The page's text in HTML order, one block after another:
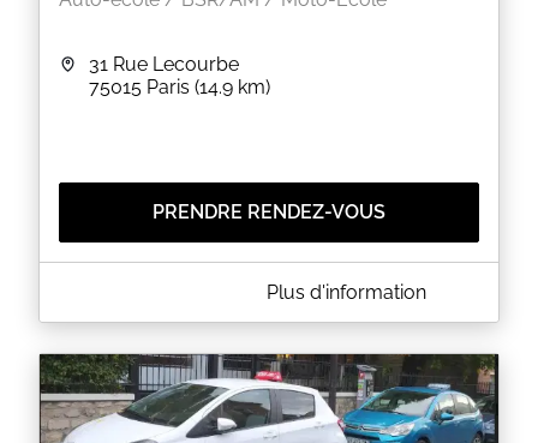
31 Rue Lecourbe
75015 Paris (14.9 km)
PRENDRE RENDEZ-VOUS
A PROPOS DE AUTO-ECOLE CFR LECOURBE
Préparation permis B sur boite manuelle et
scooter/moto 125 cm2.
EN SAVOIR PLUS
Plus d'information